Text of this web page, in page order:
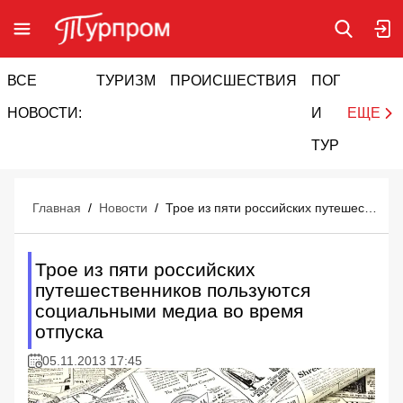
ВСЕ
НОВОСТИ:
ТУРИЗМ ПРОИСШЕСТВИЯ ПОГОДА
И
ТУРИЗМ
ЕЩЕ
Главная / Новости /
Трое из пяти российских
путешественников пользуются
социальными медиа во время
отпуска
05.11.2013 17:45